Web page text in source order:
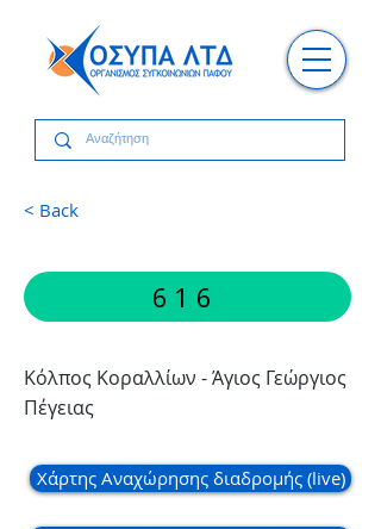
< Back
616
Κόλπος Κοραλλίων - Άγιος Γεώργιος
Πέγειας
Χάρτης Αναχώρησης διαδρομής (live)